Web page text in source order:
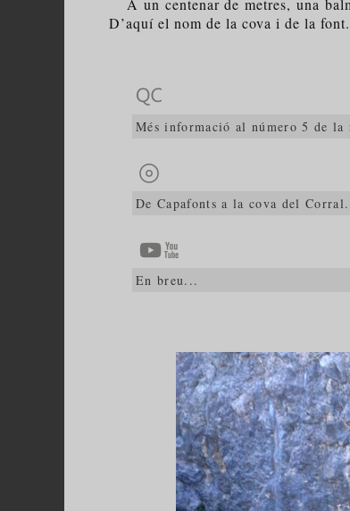
A un centenar de metres, una
D’aquí el nom de la cova i de la font.
Més informació al número 5 de la
De Capafonts a la cova del Corral.
En breu...